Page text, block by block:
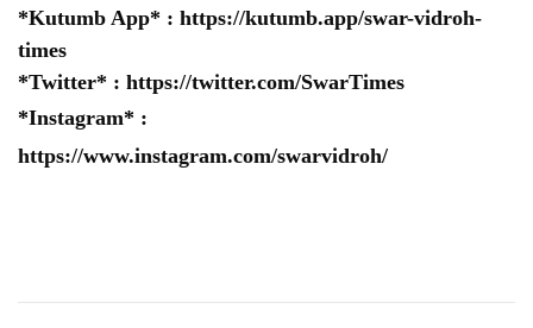
*Kutumb App* : https://kutumb.app/swar-vidroh-
times
*Twitter* : https://twitter.com/SwarTimes
*Instagram* :
https://www.instagram.com/swarvidroh/